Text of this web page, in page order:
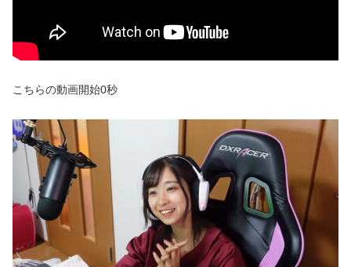
こちらの動画開始0秒